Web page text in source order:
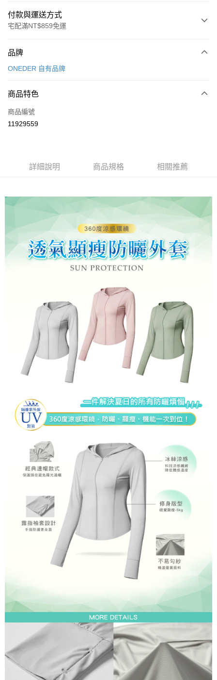
付款與運送方式
宅配滿NT$859免運
信用卡一次付款
LINE Pay
Apple Pay
ATM付款
全家取貨付款
每筆NT$80，滿NT$899(含以上)免運費
每筆NT$80，滿NT$899(含以上)免運費
品牌
ONEDER 自有品牌
商品特色
商品編號
11929559
詳細說明 商品規格 相關推薦